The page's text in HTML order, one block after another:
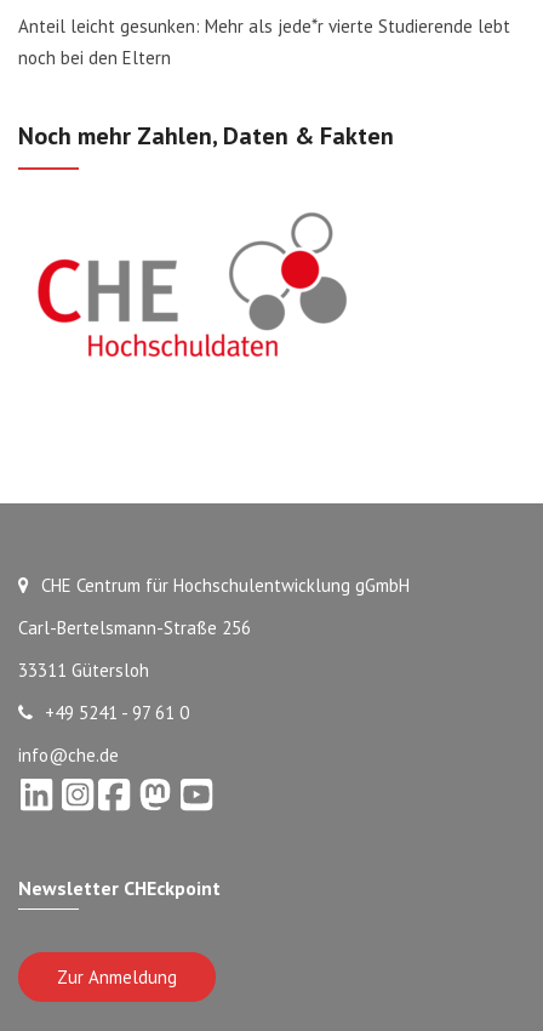
Anteil leicht gesunken: Mehr als jede*r vierte Studierende lebt
noch bei den Eltern
Noch mehr Zahlen, Daten & Fakten
CHE Centrum für Hochschulentwicklung gGmbH
Carl-Bertelsmann-Straße 256
33311 Gütersloh
+49 5241 - 97 61 0
info@che.de
Newsletter CHEckpoint
Zur Anmeldung